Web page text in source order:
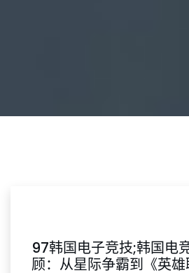
97韩国电子竞技;韩国电
顾：从星际争霸到《英